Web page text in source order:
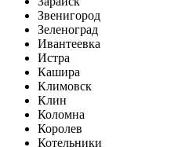
Звенигород
Зеленоград
Ивантеевка
Истра
Кашира
Климовск
Клин
Коломна
Королев
Котельники